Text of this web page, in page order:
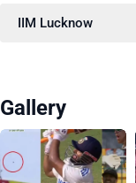
IIM Lucknow
Gallery